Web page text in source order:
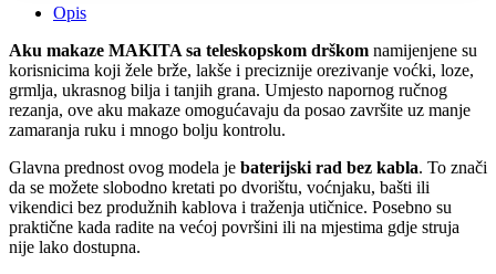
Opis
Aku makaze MAKITA sa teleskopskom drškom namijenjene su
korisnicima koji žele brže, lakše i preciznije orezivanje voćki, loze,
grmlja, ukrasnog bilja i tanjih grana. Umjesto napornog ručnog
rezanja, ove aku makaze omogućavaju da posao završite uz manje
zamaranja ruku i mnogo bolju kontrolu.
Glavna prednost ovog modela je baterijski rad bez kabla. To znači
da se možete slobodno kretati po dvorištu, voćnjaku, bašti ili
vikendici bez produžnih kablova i traženja utičnice. Posebno su
praktične kada radite na većoj površini ili na mjestima gdje struja
nije lako dostupna.